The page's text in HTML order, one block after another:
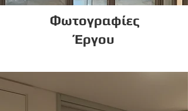
Φωτογραφίες
Έργου